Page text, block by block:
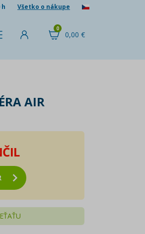
h Všetko o nákupe
0,00 €
0
AIR